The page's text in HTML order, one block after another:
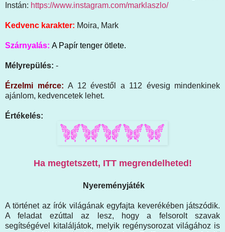
Instán: https://www.instagram.com/marklaszlo/
Kedvenc karakter: Moira, Mark
Szárnyalás: A Papír tenger ötlete.
Mélyrepülés: -
Érzelmi mérce: A 12 évestől a 112 évesig mindenkinek
ajánlom, kedvencetek lehet.
Értékelés:
Ha megtetszett, ITT megrendelheted!
Nyereményjáték
A történet az írók világának egyfajta keverékében játszódik.
A feladat ezúttal az lesz, hogy a felsorolt szavak
segítségével kitaláljátok, melyik regénysorozat világához is